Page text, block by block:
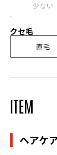
少ない
クセ毛
直毛
ITEM
ヘアケ